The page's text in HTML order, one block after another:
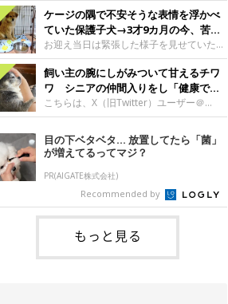
ちゃんの様子について教えてください。飼
い主さん： 「お迎え当日から“ヘソ天”で寝
るようなコでし
@Pkndg_さんの愛犬・なっちゃん（取材
時、生後4カ月／柴犬）。こちらの写真
は、なっちゃんが生後2カ月のころに撮影
された一枚です。この日、なっちゃんは家
族と一緒におもちゃで遊んでいました。た
くさん遊んで疲れたのか、その後は眠り始
めたそうです。眠るなっちゃん。
@Pkndg_
な姿に、見ているこちらまでほっこりしま
す。大好きな“お姉ちゃん”に甘える小次郎
くん妹さんになでてもらい、うれしそうな
表情を見せる小次郎くん（2026年6月撮
影）。@mika_Jimmy紹介するのは、X（旧
Twitter）ユーザー@mika_Jimmyさんの愛
犬・小次郎くん（撮影時5才）。こちら
は、飼い主さんの妹さんと一緒に散歩をし
日、飼い主さんは実家から自宅へ帰る途
中、妹さんと公園で待ち合わせ
ケージの隅で不安そうな表情を浮かべ
ていた保護子犬→3才9カ月の今、苦手
を克服し頼もしいコに成長！
お迎え当日は緊張した様子を見せていた元
野犬の保護子犬。あれから約3年半、苦手
だったことを一つひとつ克服し、家族に寄
り添う姿を見せています。お迎え当日、ケ
ージの隅で不安そうにお迎え当日のシルビ
アちゃん。@nemonemotos今回紹介する
@nemonemotosさんの愛犬・シルビアち
ゃん（撮影当時、生後推定2カ月）。飼い
主さんが「#最初に撮った一枚」として投
稿した写真には、ケージの隅で不安そうな
表情を浮かべるシルビアちゃんの姿が写っ
ていました。こちらは、保護犬だったシル
飼い主の腕にしがみついて甘えるチワ
ワ シニアの仲間入りをし「健康で穏
やかな暮らしが続いてほしい」と願う
こちらは、X（旧Twitter）ユーザー＠
kotubusuke617さんが投稿した写真。写
っているのは、愛犬でチワワのつぶしゃん
（本名：こつぶちゃん）です。飼い主さん
の腕にしがみつくつぶしゃん（撮影時6
才）＠kotubusuke617撮影当時の状況に
ついて伺うと、飼い主さんはこう教えてく
れました。飼い主さん： 「ある休日のこ
とです。私がソファに座った途端にひざの
上にのってきたので、そのままなでながら
テレビを見ていたのですが、微動だにしな
いので気になって見てみると、腕にしがみ
目の下ベタベタ… 放置してたら「菌」
が増えてるってマジ？
PR(AIGATE株式会社)
Recommended by
もっと見る